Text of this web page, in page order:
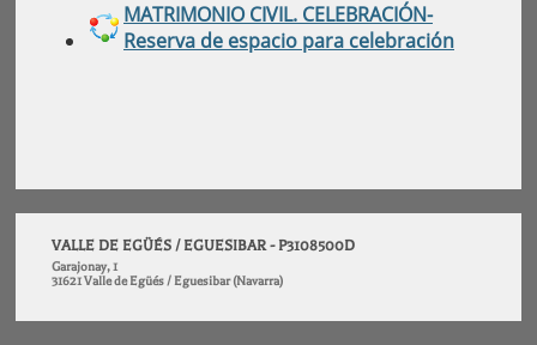
MATRIMONIO CIVIL. CELEBRACIÓN-
Reserva de espacio para celebración
VALLE DE EGÜÉS / EGUESIBAR - P3108500D
Garajonay, 1
31621 Valle de Egüés / Eguesibar (Navarra)